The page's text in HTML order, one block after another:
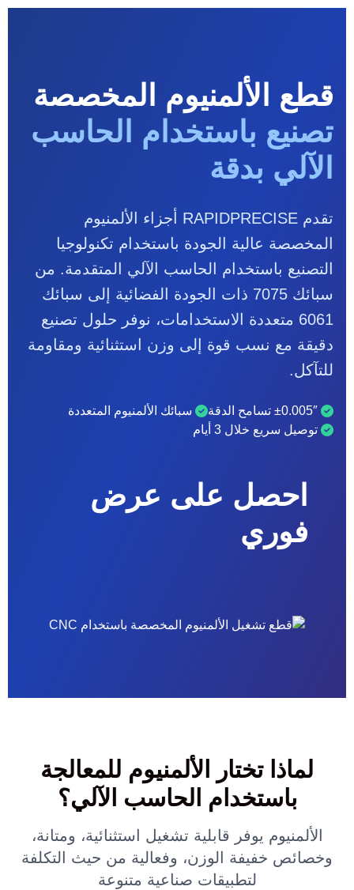
قطع الألمنيوم المخصصة
تصنيع باستخدام الحاسب
الآلي بدقة
تقدم RAPIDPRECISE أجزاء الألمنيوم
المخصصة عالية الجودة باستخدام تكنولوجيا
التصنيع باستخدام الحاسب الآلي المتقدمة. من
سبائك 7075 ذات الجودة الفضائية إلى سبائك
6061 متعددة الاستخدامات، نوفر حلول تصنيع
دقيقة مع نسب قوة إلى وزن استثنائية ومقاومة
للتآكل.
±0.005″ تسامح الدقة
سبائك الألمنيوم المتعددة
توصيل سريع خلال 3 أيام
احصل على عرض
فوري
لماذا تختار الألمنيوم للمعالجة
باستخدام الحاسب الآلي؟
الألمنيوم يوفر قابلية تشغيل استثنائية، ومتانة،
وخصائص خفيفة الوزن، وفعالية من حيث التكلفة
لتطبيقات صناعية متنوعة